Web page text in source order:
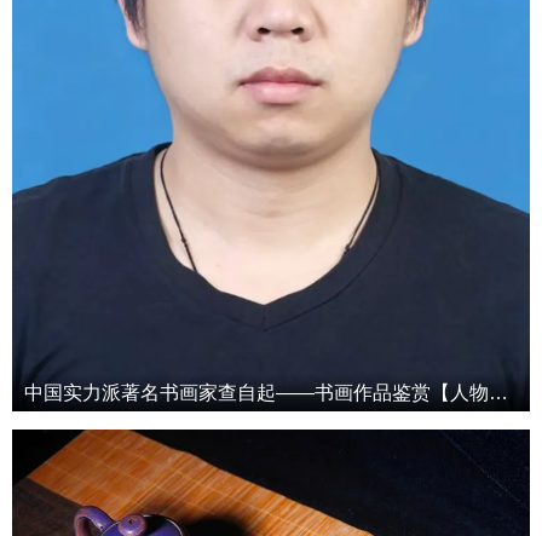
中国实力派著名书画家查自起——书画作品鉴赏【人物艺术专访】